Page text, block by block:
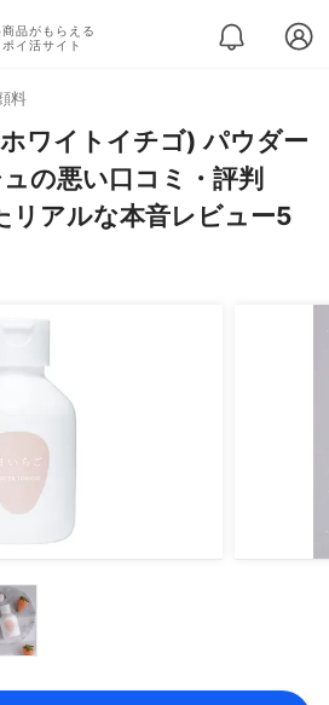
品がもらえる
イ活サイト
料
ワイトイチゴ) パウダー
の悪い口コミ・評判
リアルな本音レビュー5